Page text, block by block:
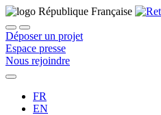
Déposer un projet
Espace presse
Nous rejoindre
FR
EN